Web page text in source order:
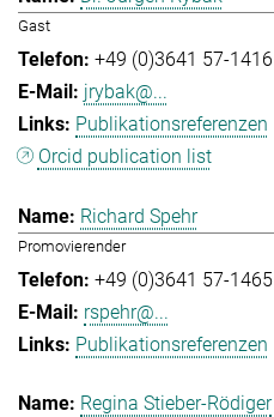
Gast
+49 (0)3641 57-1416
jrybak@...
Publikationsreferenzen
Orcid publication list
Richard Spehr
Promovierender
+49 (0)3641 57-1465
rspehr@...
Publikationsreferenzen
Regina Stieber-Rödiger